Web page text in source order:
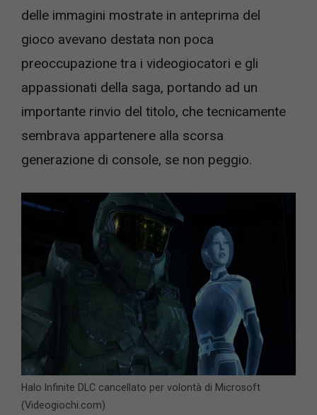
delle immagini mostrate in anteprima del
gioco avevano destata non poca
preoccupazione tra i videogiocatori e gli
appassionati della saga, portando ad un
importante rinvio del titolo, che tecnicamente
sembrava appartenere alla scorsa
generazione di console, se non peggio.
Halo Infinite DLC cancellato per volontà di Microsoft
(Videogiochi.com)